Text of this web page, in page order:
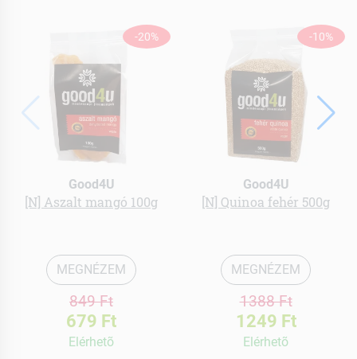
-20%
Good4U
[N] Aszalt mangó 100g
MEGNÉZEM
849 Ft
679 Ft
Elérhetõ
-10%
Good4U
[N] Quinoa fehér 500g
MEGNÉZEM
1388 Ft
1249 Ft
Elérhetõ